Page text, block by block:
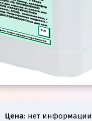
Цена: нет информации